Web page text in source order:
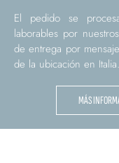
El pedido se
laborables por
de entrega por
de la ubicación en Italia.
MÁS